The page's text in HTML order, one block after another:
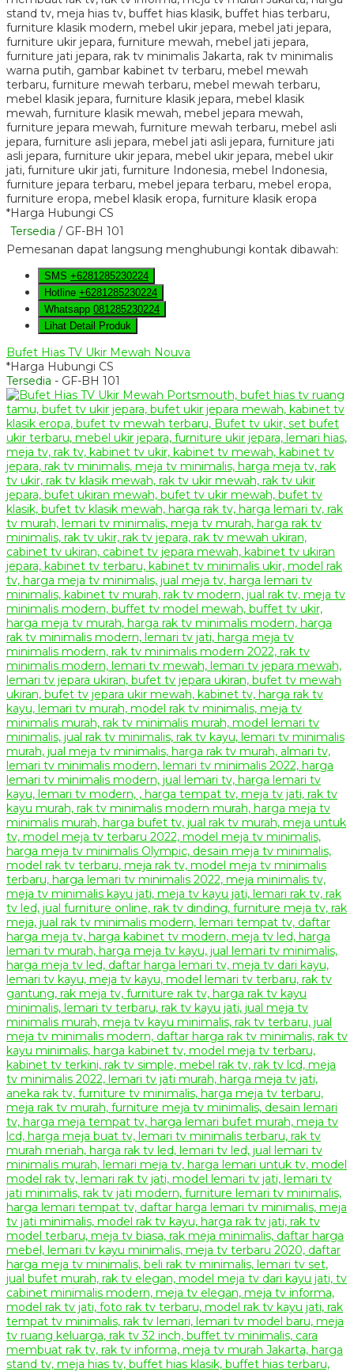
*Harga Hubungi CS
Tersedia / GF-BH 101
Pemesanan dapat langsung menghubungi kontak dibawah:
SMS +6281285230224
Hotline +6281285230224
Whatsapp 081285230224
Lihat Detail Produk
Bufet Hias TV Ukir Mewah Nouva
*Harga Hubungi CS
Tersedia - GF-BH 101